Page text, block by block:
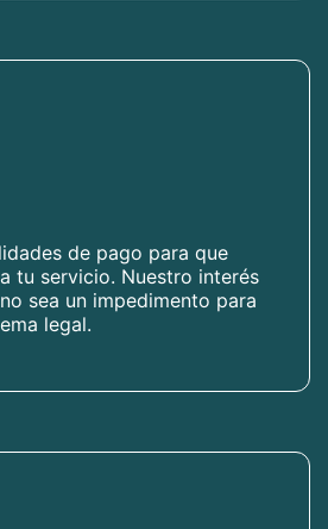
de pago para que
tu servicio. Nuestro interés
sea un impedimento para
legal.